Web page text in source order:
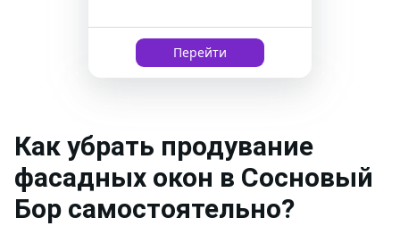
Перейти
Как убрать продувание
фасадных окон в Сосновый
Бор самостоятельно?